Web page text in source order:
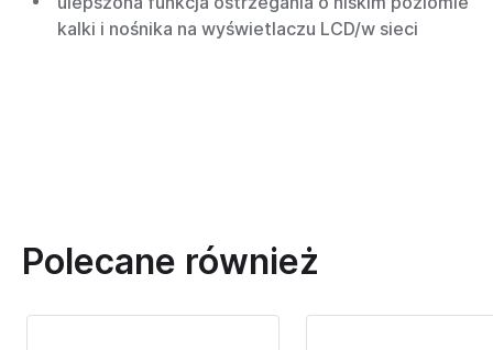
kalki i nośnika na wyświetlaczu LCD/w sieci
Polecane również